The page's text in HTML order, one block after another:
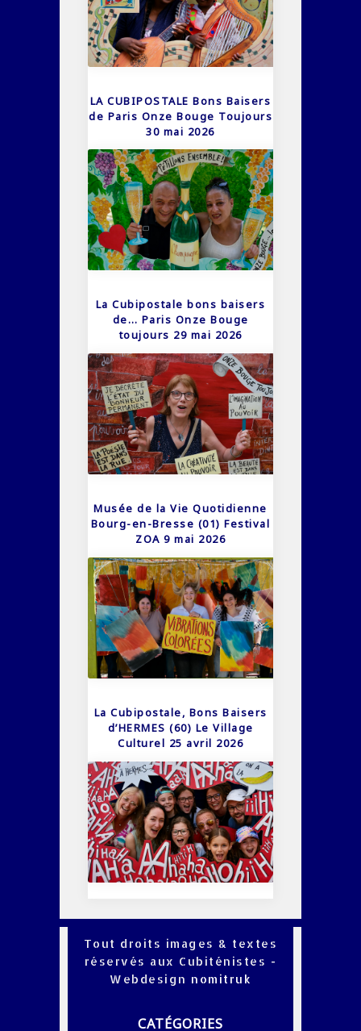
LA CUBIPOSTALE Bons Baisers
de Paris Onze Bouge Toujours
30 mai 2026
La Cubipostale bons baisers
de… Paris Onze Bouge
toujours 29 mai 2026
Musée de la Vie Quotidienne
Bourg-en-Bresse (01) Festival
ZOA 9 mai 2026
La Cubipostale, Bons Baisers
d’HERMES (60) Le Village
Culturel 25 avril 2026
Tout droits images & textes
réservés aux Cubiténistes -
Webdesign nomitruk
CATÉGORIES